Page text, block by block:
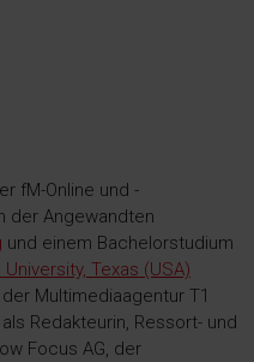
fM-Online und -
der Angewandten
und einem Bachelorstudium
Texas (USA)
Multimediaagentur T1
Redakteurin, Ressort- und
Focus AG, der